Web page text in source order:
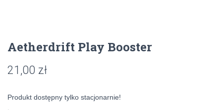
Aetherdrift Play Booster
21,00 zł
Produkt dostępny tylko stacjonarnie!